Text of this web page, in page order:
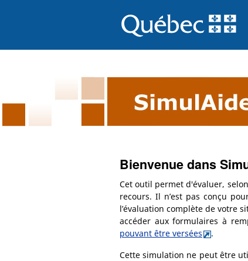
Bienvenue dans
Cet outil permet d'évaluer,
recours. Il n’est pas conçu
l’évaluation complète de votre
accéder aux formulaires à
pouvant être versées
.
Cette simulation ne peut être